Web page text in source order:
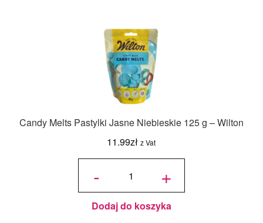
Candy Melts Pastylki Jasne Niebieskie 125 g – Wilton
11.99zł z Vat
-
ilość
Pastylki
Jasne
Niebieskie
125 g -
Wilton
+
Dodaj do koszyka